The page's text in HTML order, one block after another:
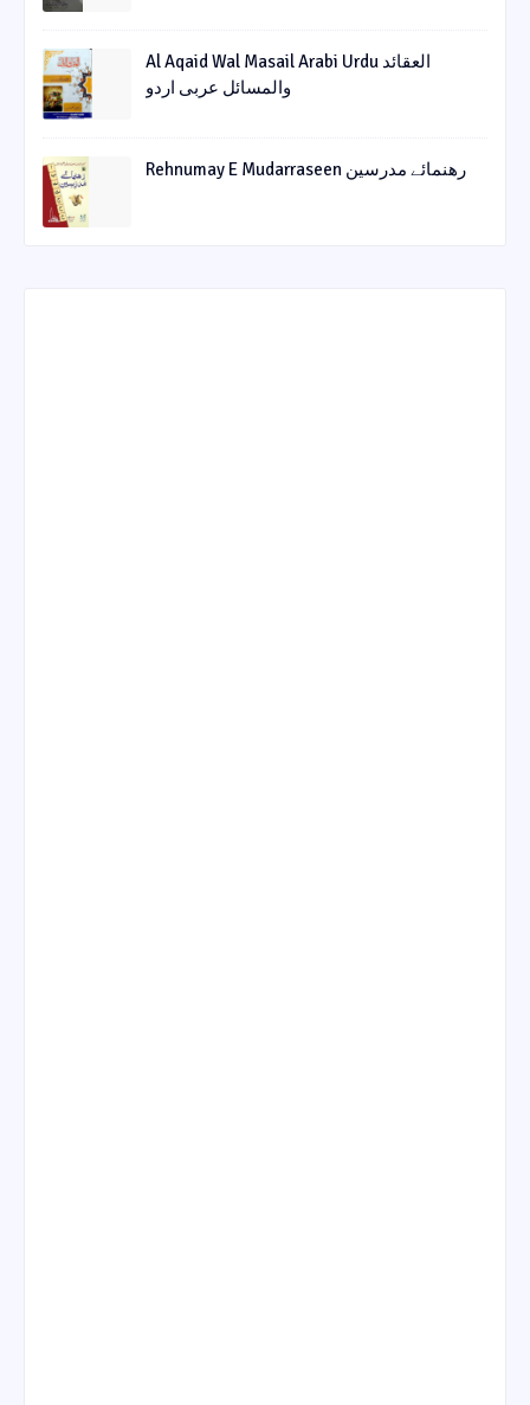
Al Aqaid Wal Masail Arabi Urdu العقائد
والمسائل عربی اردو
Rehnumay E Mudarraseen رهنمائے مدرسین